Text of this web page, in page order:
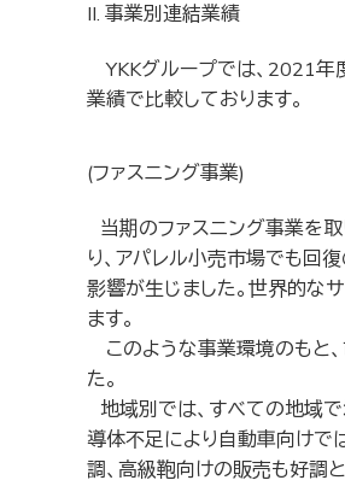
II. 事業別連結業績
YKKグループでは、2021年
業績で比較しております。
(ファスニング事業)
当期のファスニング事業を
り、アパレル小売市場でも回
影響が生じました。世界的な
ます。
このような事業環境のもと
た。
地域別では、すべての地域
導体不足により自動車向けで
調、高級鞄向けの販売も好調